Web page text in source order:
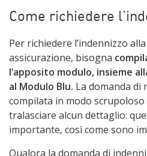
Come richiedere
Per richiedere l’indennizzo
assicurazione, bisogna
l’apposito modulo, insieme
al Modulo Blu. La domanda di
compilata in modo
tralasciare alcun dettaglio:
importante, così come sono
Qualora la domanda di